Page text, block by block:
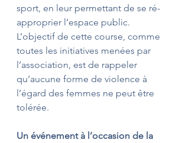
sport, en leur permettant de se ré-
approprier l’espace public.
L’objectif de cette course, comme
toutes les initiatives menées par
l’association, est de rappeler
qu’aucune forme de violence à
l’égard des femmes ne peut être
tolérée.
Un événement à l’occasion de la